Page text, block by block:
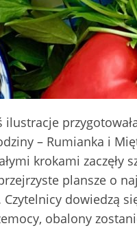
– Rumianka i
krokami zaczęły
plansze o
dowiedzą
obalony